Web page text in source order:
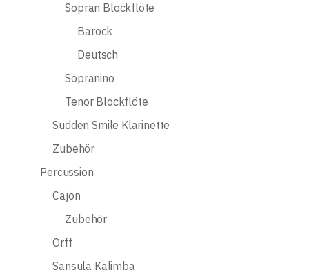
Sopran Blockflöte
Barock
Deutsch
Sopranino
Tenor Blockflöte
Sudden Smile Klarinette
Zubehör
Percussion
Cajon
Zubehör
Orff
Sansula Kalimba